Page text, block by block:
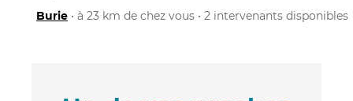
Burie • à 23 km de chez vous • 2 intervenants disponibles